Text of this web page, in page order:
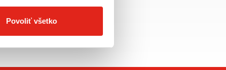
Povoliť všetko